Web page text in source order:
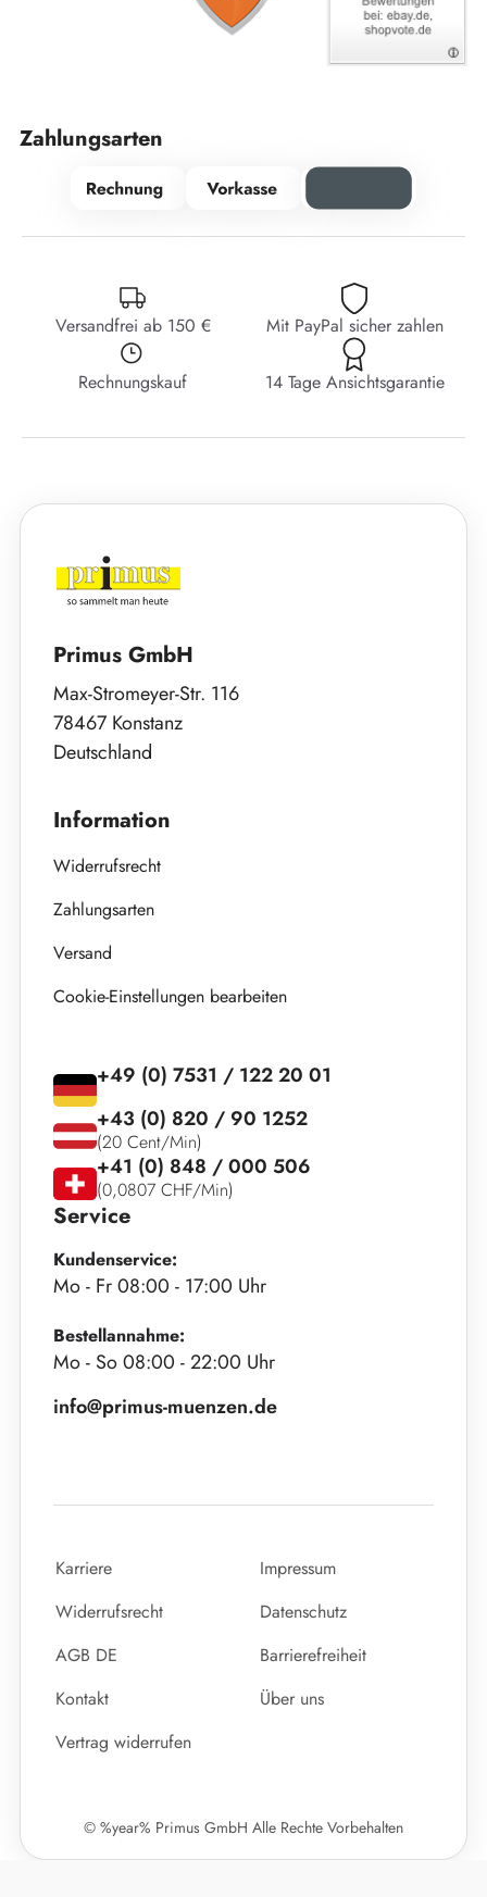
Zahlungsarten
Versandfrei ab 150 € Mit PayPal sicher zahlen
Rechnungskauf 14 Tage Ansichtsgarantie
Primus GmbH
Max-Stromeyer-Str. 116
78467 Konstanz
Deutschland
Information
Widerrufsrecht
Zahlungsarten
Versand
Cookie-Einstellungen bearbeiten
Service
Kundenservice:
Mo - Fr 08:00 - 17:00 Uhr
Bestellannahme:
Mo - So 08:00 - 22:00 Uhr
info@primus-muenzen.de
+49 (0) 7531 / 122 20 01
+43 (0) 820 / 90 1252
(20 Cent/Min)
+41 (0) 848 / 000 506
(0,0807 CHF/Min)
Karriere
Impressum
Widerrufsrecht
Datenschutz
AGB DE
Barrierefreiheit
Kontakt
Über uns
Vertrag widerrufen
© %year% Primus GmbH Alle Rechte Vorbehalten